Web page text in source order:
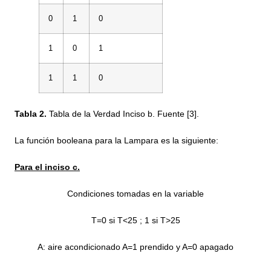
0 1 0
1 0 1
1 1 0
Tabla 2. Tabla de la Verdad Inciso b. Fuente [3].
La función booleana para la Lampara es la siguiente:
Para el inciso c.
Condiciones tomadas en la variable
T=0 si T<25 ; 1 si T>25
A: aire acondicionado A=1 prendido y A=0 apagado